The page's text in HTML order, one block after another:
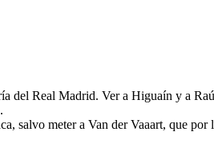
del Real Madrid. Ver a Higuaín y a
salvo meter a Van der Vaaart, que